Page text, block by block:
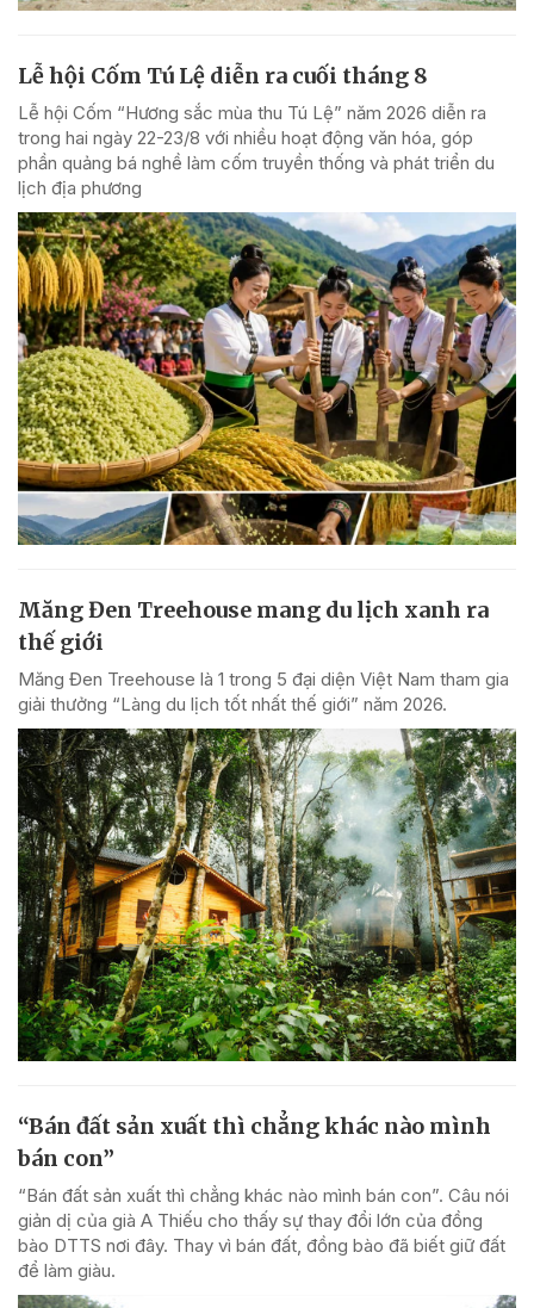
Lễ hội Cốm Tú Lệ diễn ra cuối tháng 8
Lễ hội Cốm “Hương sắc mùa thu Tú Lệ” năm 2026 diễn ra
trong hai ngày 22-23/8 với nhiều hoạt động văn hóa, góp
phần quảng bá nghề làm cốm truyền thống và phát triển du
lịch địa phương
Măng Đen Treehouse mang du lịch xanh ra
thế giới
Măng Đen Treehouse là 1 trong 5 đại diện Việt Nam tham gia
giải thưởng “Làng du lịch tốt nhất thế giới” năm 2026.
“Bán đất sản xuất thì chẳng khác nào mình
bán con”
“Bán đất sản xuất thì chẳng khác nào mình bán con”. Câu nói
giản dị của già A Thiếu cho thấy sự thay đổi lớn của đồng
bào DTTS nơi đây. Thay vì bán đất, đồng bào đã biết giữ đất
để làm giàu.